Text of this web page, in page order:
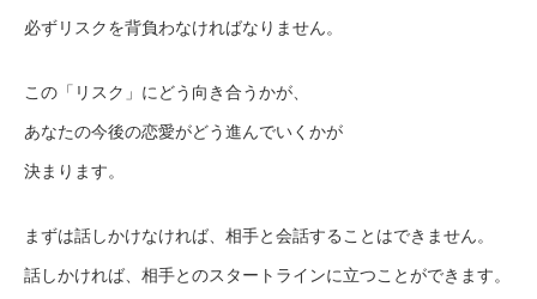
必ずリスクを背負わなければなりません。
この「リスク」にどう向き合うかが、
あなたの今後の恋愛がどう進んでいくかが
決まります。
まずは話しかけなければ、相手と会話することはできません。
話しかければ、相手とのスタートラインに立つことができます。